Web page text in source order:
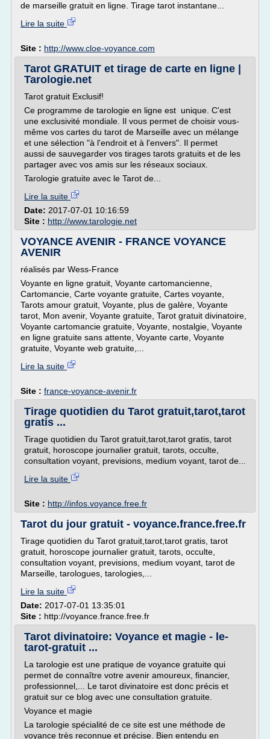
de marseille gratuit en ligne. Tirage tarot instantane...
Lire la suite
Site : http://www.cloe-voyance.com
Tarot GRATUIT et tirage de carte en ligne |
Tarologie.net
Tarot gratuit Exclusif!
Ce programme de tarologie en ligne est unique. C'est
une exclusivité mondiale. Il vous permet de choisir vous-
même vos cartes du tarot de Marseille avec un mélange
et une sélection "à l'endroit et à l'envers". Il permet
aussi de sauvegarder vos tirages tarots gratuits et de les
partager avec vos amis sur les réseaux sociaux.
Tarologie gratuite avec le Tarot de...
Lire la suite
Date: 2017-07-01 10:16:59
Site : http://www.tarologie.net
VOYANCE AVENIR - FRANCE VOYANCE
AVENIR
réalisés par Wess-France
Voyante en ligne gratuit, Voyante cartomancienne,
Cartomancie, Carte voyante gratuite, Cartes voyante,
Tarots amour gratuit, Voyante, plus de galère, Voyante
tarot, Mon avenir, Voyante gratuite, Tarot gratuit divinatoire,
Voyante cartomancie gratuite, Voyante, nostalgie, Voyante
en ligne gratuite sans attente, Voyante carte, Voyante
gratuite, Voyante web gratuite,...
Lire la suite
Site : france-voyance-avenir.fr
Tirage quotidien du Tarot gratuit,tarot,tarot
gratis ...
Tirage quotidien du Tarot gratuit,tarot,tarot gratis, tarot
gratuit, horoscope journalier gratuit, tarots, occulte,
consultation voyant, previsions, medium voyant, tarot de...
Lire la suite
Site : http://infos.voyance.free.fr
Tarot du jour gratuit - voyance.france.free.fr
Tirage quotidien du Tarot gratuit,tarot,tarot gratis, tarot
gratuit, horoscope journalier gratuit, tarots, occulte,
consultation voyant, previsions, medium voyant, tarot de
Marseille, tarologues, tarologies,...
Lire la suite
Date: 2017-07-01 13:35:01
Site : http://voyance.france.free.fr
Tarot divinatoire: Voyance et magie - le-
tarot-gratuit ...
La tarologie est une pratique de voyance gratuite qui
permet de connaître votre avenir amoureux, financier,
professionnel,... Le tarot divinatoire est donc précis et
gratuit sur ce blog avec une consultation gratuite.
Voyance et magie
La tarologie spécialité de ce site est une méthode de
voyance très reconnue et précise. Bien entendu en